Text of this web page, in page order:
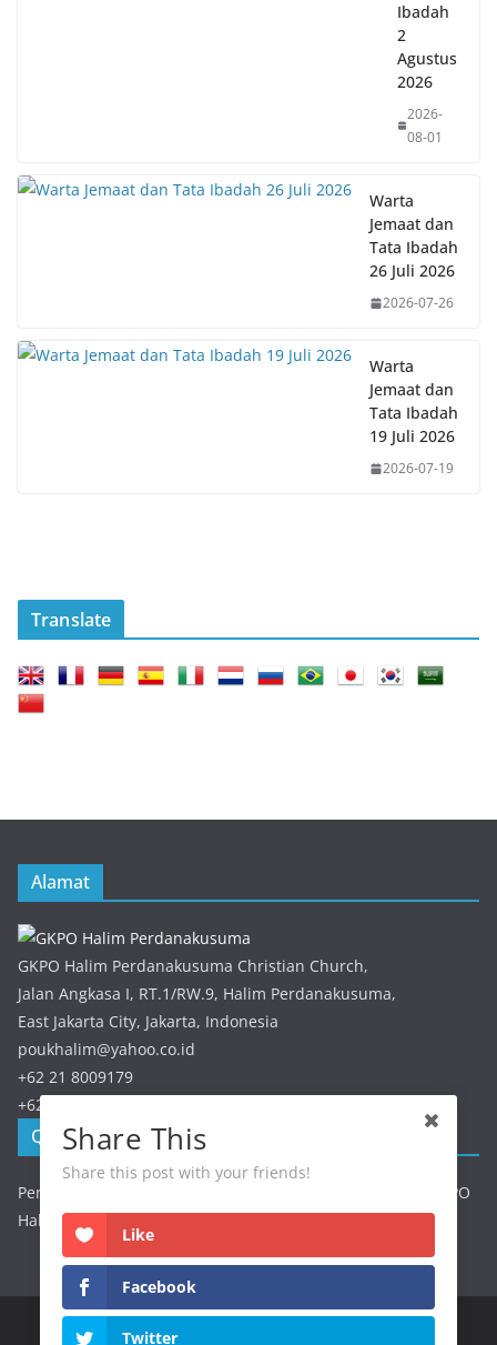
Ibadah
2
Agustus
2026
2026-
08-01
Warta
Jemaat dan
Tata Ibadah
26 Juli 2026
2026-07-26
Warta
Jemaat dan
Tata Ibadah
19 Juli 2026
2026-07-19
Translate
Alamat
GKPO Halim Perdanakusuma Christian Church,
Jalan Angkasa I, RT.1/RW.9, Halim Perdanakusuma,
East Jakarta City, Jakarta, Indonesia
poukhalim@yahoo.co.id
+62 21 8009179
+62 21 8009179
QRIS GKPO Halim
Persembahan / Perpuluhan dapat discan melalui QRIS GKPO
Halim
Share This
Share this post with your friends!
Like
Facebook
Twitter